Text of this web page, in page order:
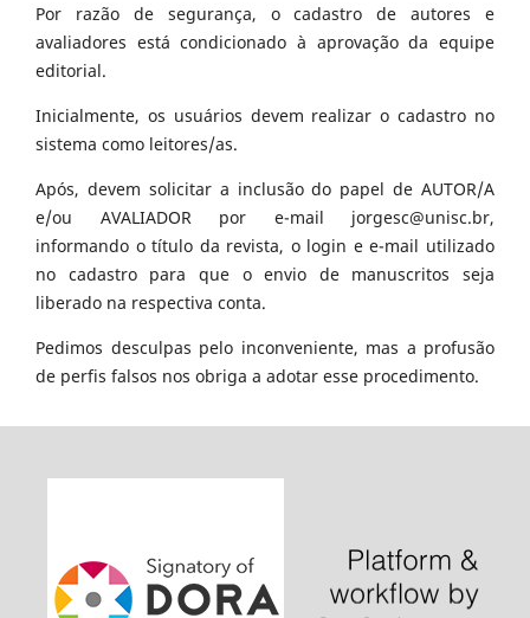
Por razão de segurança, o cadastro de autores e
avaliadores está condicionado à aprovação da equipe
editorial.
Inicialmente, os usuários devem realizar o cadastro no
sistema como leitores/as.
Após, devem solicitar a inclusão do papel de AUTOR/A
e/ou AVALIADOR por e-mail jorgesc@unisc.br,
informando o título da revista, o login e e-mail utilizado
no cadastro para que o envio de manuscritos seja
liberado na respectiva conta.
Pedimos desculpas pelo inconveniente, mas a profusão
de perfis falsos nos obriga a adotar esse procedimento.